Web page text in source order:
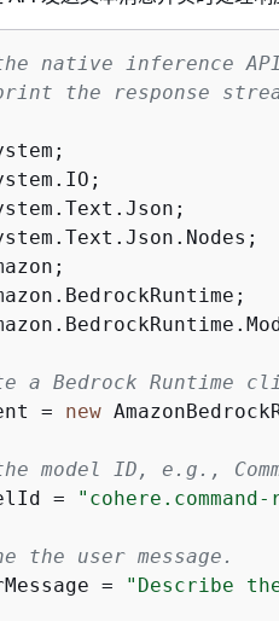
native inference API
the response
a Bedrock Runtime
= new
model ID, e.g.,
=
the user message.
= "Describe